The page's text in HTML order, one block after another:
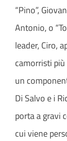
“Pino”,
Antonio, o
leader, Ciro,
camorristi
un
Di Salvo e i
porta a gravi
cui viene